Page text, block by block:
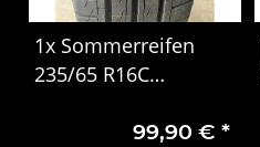
1x Sommerreifen
235/65 R16C
Carrier 491899,90 € *